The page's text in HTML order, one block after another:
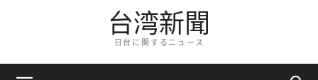
台湾新聞
日台に関するニュース